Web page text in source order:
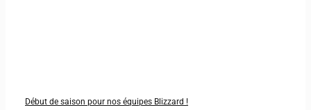
Début de saison pour nos équipes Blizzard !